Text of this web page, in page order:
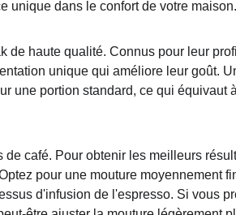
unique dans le confort de votre maison.
de haute qualité. Connus pour leur
unique qui améliore leur goût.
une portion standard, ce qui équivaut
café. Pour obtenir les meilleurs
pour une mouture moyennement
d'infusion de l'espresso. Si vous